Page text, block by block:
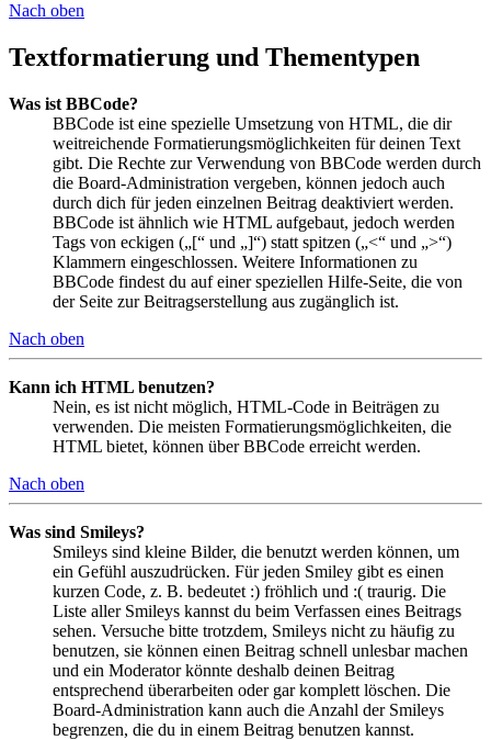
Nach oben
Textformatierung und Thementypen
Was ist BBCode?
BBCode ist eine spezielle Umsetzung von HTML, die dir
weitreichende Formatierungsmöglichkeiten für deinen Text
gibt. Die Rechte zur Verwendung von BBCode werden durch
die Board-Administration vergeben, können jedoch auch
durch dich für jeden einzelnen Beitrag deaktiviert werden.
BBCode ist ähnlich wie HTML aufgebaut, jedoch werden
Tags von eckigen („[“ und „]“) statt spitzen („<“ und „>“)
Klammern eingeschlossen. Weitere Informationen zu
BBCode findest du auf einer speziellen Hilfe-Seite, die von
der Seite zur Beitragserstellung aus zugänglich ist.
Nach oben
Kann ich HTML benutzen?
Nein, es ist nicht möglich, HTML-Code in Beiträgen zu
verwenden. Die meisten Formatierungsmöglichkeiten, die
HTML bietet, können über BBCode erreicht werden.
Nach oben
Was sind Smileys?
Smileys sind kleine Bilder, die benutzt werden können, um
ein Gefühl auszudrücken. Für jeden Smiley gibt es einen
kurzen Code, z. B. bedeutet :) fröhlich und :( traurig. Die
Liste aller Smileys kannst du beim Verfassen eines Beitrags
sehen. Versuche bitte trotzdem, Smileys nicht zu häufig zu
benutzen, sie können einen Beitrag schnell unlesbar machen
und ein Moderator könnte deshalb deinen Beitrag
entsprechend überarbeiten oder gar komplett löschen. Die
Board-Administration kann auch die Anzahl der Smileys
begrenzen, die du in einem Beitrag benutzen kannst.